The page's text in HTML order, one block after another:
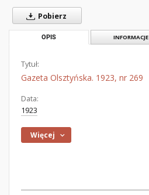
Pobierz
OPIS INFORMACJE
Tytuł:
Gazeta Olsztyńska. 1923, nr 269
Data:
1923
Więcej